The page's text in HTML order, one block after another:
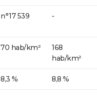
n°17 539 -
70 hab/km²
168
hab/km²
8,3 % 8,8 %